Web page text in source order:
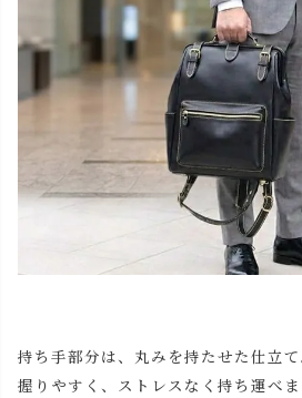
持ち手部分は、丸みを持たせた仕立
握りやすく、ストレスなく持ち運べま